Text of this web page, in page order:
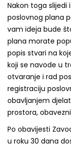
Nakon toga slijedi
poslovnog plana
vam ideja bude
plana morate
popis stvari na
koji se navode u
otvaranje i rad
registraciju
obavljanjem
prostora,
Po obavijesti
u roku 30 dana